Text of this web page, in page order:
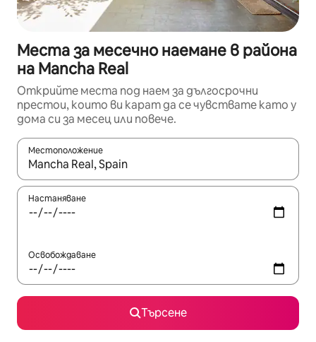
Места за месечно наемане в района
на Mancha Real
Открийте места под наем за дългосрочни
престои, които ви карат да се чувствате като у
дома си за месец или повече.
Местоположение
Когато резултатите се покажат, използвайте
Настаняване
Освобождаване
Търсене